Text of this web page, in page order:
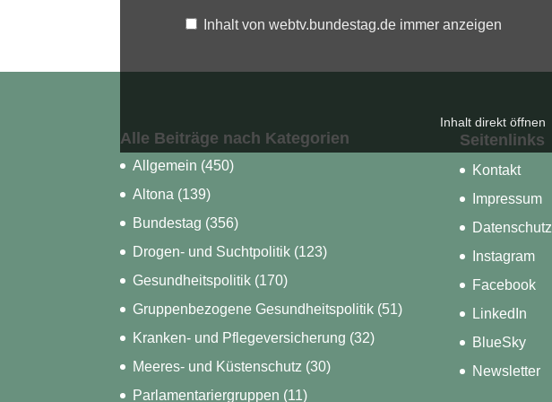
Inhalt von webtv.bundestag.de immer anzeigen
Inhalt direkt öffnen
Alle Beiträge nach Kategorien
Allgemein (450)
Altona (139)
Bundestag (356)
Drogen- und Suchtpolitik (123)
Gesundheitspolitik (170)
Gruppenbezogene Gesundheitspolitik (51)
Kranken- und Pflegeversicherung (32)
Meeres- und Küstenschutz (30)
Parlamentariergruppen (11)
Seitenlinks
Kontakt
Impressum
Datenschutz
Instagram
Facebook
LinkedIn
BlueSky
Newsletter